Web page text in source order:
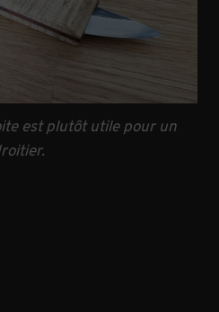
est plutôt utile pour un